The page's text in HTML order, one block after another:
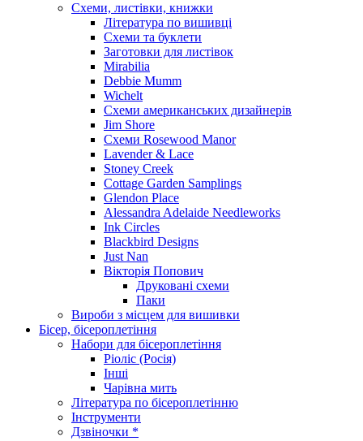
Схеми, листівки, книжки
Література по вишивці
Схеми та буклети
Заготовки для листівок
Mirabilia
Debbie Mumm
Wichelt
Схеми американських дизайнерів
Jim Shore
Cхеми Rosewood Manor
Lavender & Lace
Stoney Creek
Cottage Garden Samplings
Glendon Place
Alessandra Adelaide Needleworks
Ink Circles
Blackbird Designs
Just Nan
Вікторія Попович
Друковані схеми
Паки
Вироби з місцем для вишивки
Бісер, бісероплетіння
Набори для бісероплетіння
Ріоліс (Росія)
Інші
Чарівна мить
Література по бісероплетінню
Інструменти
Дзвіночки *